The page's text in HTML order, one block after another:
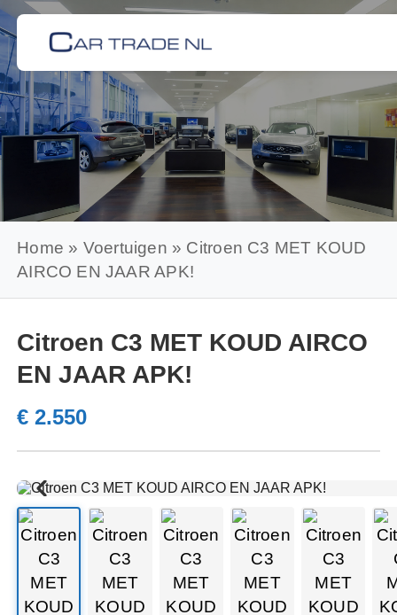
Skip
to
content
Home » Voertuigen » Citroen C3 MET KOUD
AIRCO EN JAAR APK!
Citroen C3 MET KOUD AIRCO
EN JAAR APK!
€ 2.550